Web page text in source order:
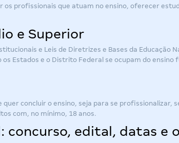
profissionais que atuam no ensino, oferecer
e Superior
e Leis de Diretrizes e Bases da Educação
Estados e o Distrito Federal se ocupam do
concluir o ensino, seja para se profissionalizar,
com, no mínimo, 18 anos.
concurso, edital, datas e